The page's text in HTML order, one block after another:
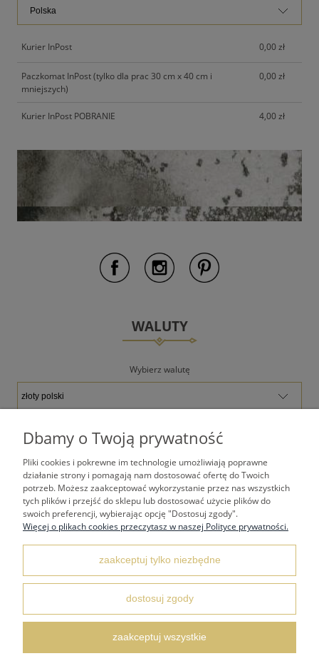
Kurier InPost 0,00 zł
Paczkomat InPost (tylko dla prac 30 cm x 40 cm i
mniejszych)
0,00 zł
Kurier InPost POBRANIE 4,00 zł
WALUTY
Wybierz walutę
TWOJE KONTO
PŁATNOŚCI I DOSTAWA
REGULAMINY
KONTAKT I DANE ADRESOWE
FAQ NAJCZĘŚCIEJ ZADAWANE PYTANIA
Dbamy o Twoją prywatność
Pliki cookies i pokrewne im technologie umożliwiają poprawne
działanie strony i pomagają nam dostosować ofertę do Twoich
potrzeb. Możesz zaakceptować wykorzystanie przez nas wszystkich
tych plików i przejść do sklepu lub dostosować użycie plików do
swoich preferencji, wybierając opcję "Dostosuj zgody".
Więcej o plikach cookies przeczytasz w naszej Polityce prywatności.
zaakceptuj tylko niezbędne
dostosuj zgody
zaakceptuj wszystkie